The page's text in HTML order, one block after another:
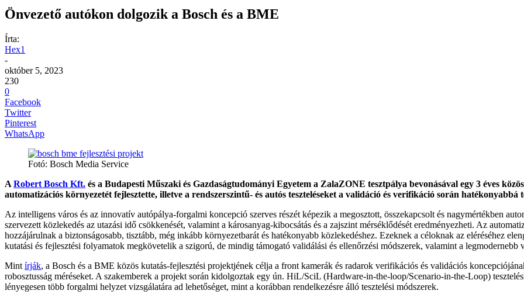
Önvezető autókon dolgozik a Bosch és a BME
Írta:
Hex1
-
október 5, 2023
230
0
Facebook
Twitter
Pinterest
WhatsApp
Fotó: Bosch Media Service
A Robert Bosch Kft. és a Budapesti Műszaki és Gazdaságtudományi Egyetem a ZalaZONE tesztpálya bevonásával egy 3 éves
automatizációs környezetét fejlesztette, illetve a rendszerszintű- és autós teszteléseket a validáció és verifikáció során hatékonyabbá
Az intelligens város és az innovatív autópálya-forgalmi koncepció szerves részét képezik a megosztott, összekapcsolt és nagymértékben
szervezett közlekedés az utazási idő csökkenését, valamint a károsanyag-kibocsátás és a zajszint mérséklődését eredményezheti. Az
hozzájárulnak a biztonságosabb, tisztább, még inkább környezetbarát és hatékonyabb közlekedéshez. Ezeknek a céloknak az eléréséhez
kutatási és fejlesztési folyamatok megkövetelik a szigorú, de mindig támogató validálási és ellenőrzési módszerek, valamint a legmodernebb
Mint írják, a Bosch és a BME közös kutatás-fejlesztési projektjének célja a front kamerák és radarok verifikációs és validációs
robosztusság méréseket. A szakemberek a projekt során kidolgoztak egy ún. HiL/SciL (Hardware-in-the-loop/Scenario-in-the-Loop)
lényegesen több forgalmi helyzet vizsgálatára ad lehetőséget, mint a korábban rendelkezésre álló tesztelési módszerek.